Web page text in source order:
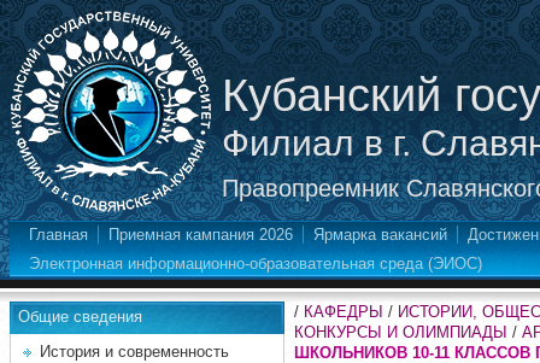
Кубанский
Филиал в г.
Правопреемник
Главная Приемная кампания 2026 Ярмарка вакансий
Электронная информационно-образовательная среда (ЭИОС)
Общие сведения
История и современность
/ КАФЕДРЫ / ИСТОРИИ,
КОНКУРСЫ И ОЛИМПИАДЫ /
ШКОЛЬНИКОВ 10-11 КЛАССОВ